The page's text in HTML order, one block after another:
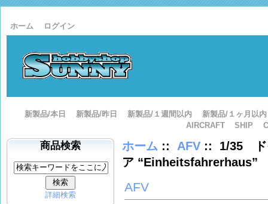
ホーム ログイン
新製品/本日 新製品/昨日 新製品/１週間以内
新製品/１ヶ月以内
AIRCRAFT
SHIP
商品検索
詳細検索
ホーム :: AFV :: 1/35 ド
ア “Einheitsfahrerhaus”
AFV